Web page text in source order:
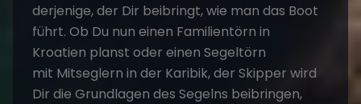
derjenige, der Dir beibringt, wie man das Boot
führt. Ob Du nun einen Familientörn in
Kroatien planst oder einen Segeltörn
mit Mitseglern in der Karibik, der Skipper wird
Dir die Grundlagen des Segelns beibringen,